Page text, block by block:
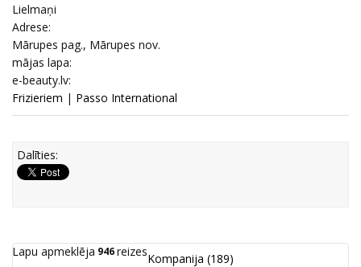
Lielmaņi
Adrese:
Mārupes pag., Mārupes nov.
mājas lapa:
e-beauty.lv:
Frizieriem | Passo International
Dalīties:
Lapu apmeklēja 946reizesKompanija (189)